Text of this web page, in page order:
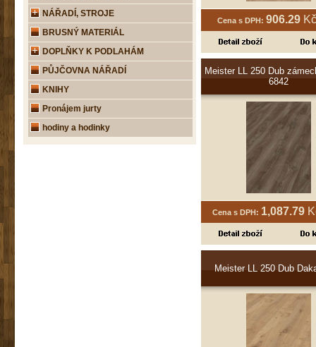
Cena s DPH: 906.29
Meister LL 250 Dub
6842
Cena s DPH: 1,087.79
Meister LL 250 Dub
NÁŘADÍ, STROJE
BRUSNÝ MATERIÁL
DOPLŇKY K PODLAHÁM
PŮJČOVNA NÁŘADÍ
KNIHY
Pronájem jurty
hodiny a hodinky